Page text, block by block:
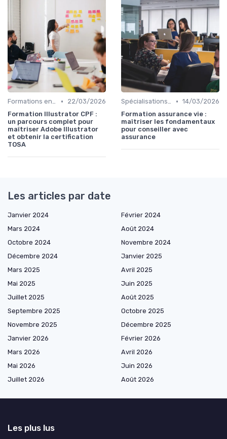
Formations en ligne •
22/03/2026
Formation Illustrator CPF :
un parcours complet pour
maîtriser Adobe Illustrator
et obtenir la certification
TOSA
Spécialisations sectorielles • 14/03/2026
Formation assurance vie :
maîtriser les fondamentaux
pour conseiller avec
assurance
Les articles par date
Janvier 2024
Février 2024
Mars 2024
Août 2024
Octobre 2024
Novembre 2024
Décembre 2024
Janvier 2025
Mars 2025
Avril 2025
Mai 2025
Juin 2025
Juillet 2025
Août 2025
Septembre 2025
Octobre 2025
Novembre 2025
Décembre 2025
Janvier 2026
Février 2026
Mars 2026
Avril 2026
Mai 2026
Juin 2026
Juillet 2026
Août 2026
Les plus lus